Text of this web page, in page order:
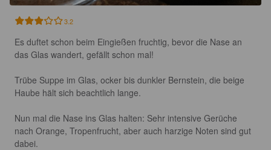
3.2
Es duftet schon beim Eingießen fruchtig, bevor die Nase an
das Glas wandert, gefällt schon mal!
Trübe Suppe im Glas, ocker bis dunkler Bernstein, die beige
Haube hält sich beachtlich lange.
Nun mal die Nase ins Glas halten: Sehr intensive Gerüche
nach Orange, Tropenfrucht, aber auch harzige Noten sind gut
dabei.